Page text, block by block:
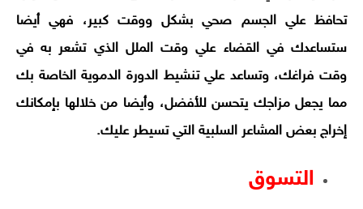
تحافظ علي الجسم صحي بشكل ووقت كبير، فهي أيضا
ستساعدك في القضاء علي وقت الملل الذي تشعر به في
وقت فراغك، وتساعد علي تنشيط الدورة الدموية الخاصة بك
مما يجعل مزاجك يتحسن للأفضل، وأيضا من خلالها بإمكانك
إخراج بعض المشاعر السلبية التي تسيطر عليك.
التسوق